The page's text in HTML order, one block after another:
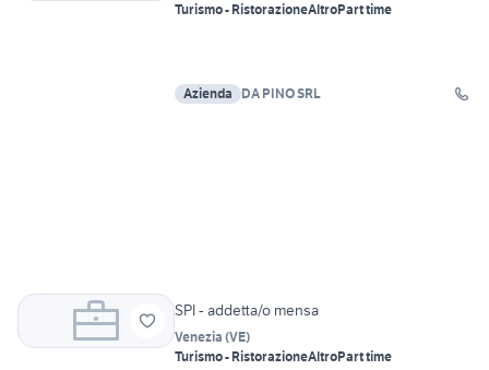
Turismo - RistorazioneAltroPart time
Azienda DA PINO SRL
SPI - addetta/o mensa
Venezia (VE)
Turismo - RistorazioneAltroPart time